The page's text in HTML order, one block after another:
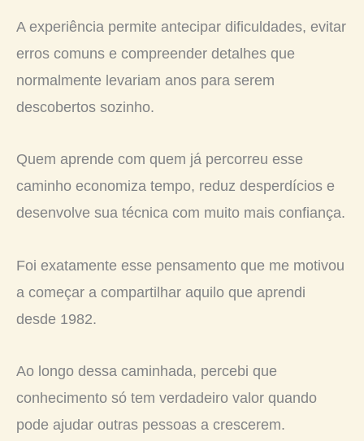
A experiência permite antecipar dificuldades, evitar
erros comuns e compreender detalhes que
normalmente levariam anos para serem
descobertos sozinho.
Quem aprende com quem já percorreu esse
caminho economiza tempo, reduz desperdícios e
desenvolve sua técnica com muito mais confiança.
Foi exatamente esse pensamento que me motivou
a começar a compartilhar aquilo que aprendi
desde 1982.
Ao longo dessa caminhada, percebi que
conhecimento só tem verdadeiro valor quando
pode ajudar outras pessoas a crescerem.